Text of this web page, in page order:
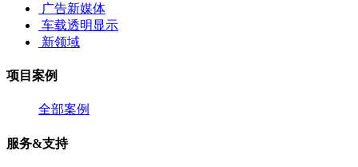
广告新媒体
车载透明显示
新领域
项目案例
全部案例
服务&支持